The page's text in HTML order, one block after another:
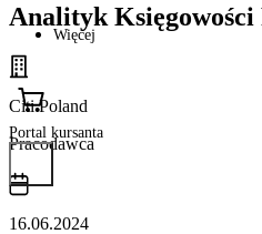
Więcej
Portal kursanta
Analityk Księgowości
Citi Poland
Pracodawca
16.06.2024